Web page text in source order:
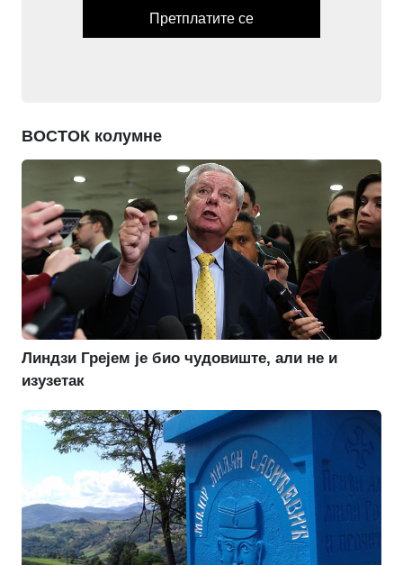
Претплатите се
ВОСТОК колумне
Линдзи Грејем је био чудовиште, али не и
изузетак